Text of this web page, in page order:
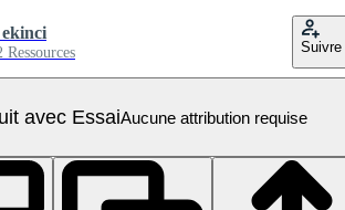
Ressources Suivre
avec EssaiAucune attribution requise